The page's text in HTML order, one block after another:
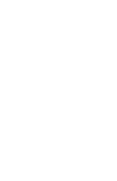
12000 руб.
12000 руб.
12000 руб.
12000 руб.